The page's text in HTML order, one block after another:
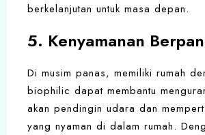
berkelanjutan untuk masa depan.
5. Kenyamanan
Di musim panas, memiliki rumah
biophilic dapat membantu
akan pendingin udara dan
yang nyaman di dalam rumah.